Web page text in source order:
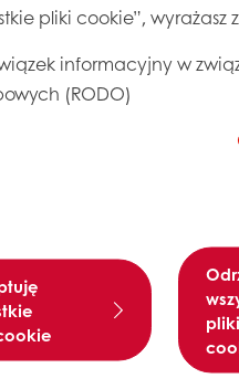
pliki cookie”,
informacyjny w
(RODO)
pliki